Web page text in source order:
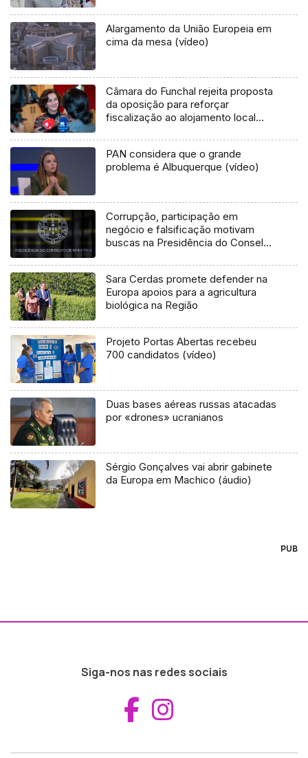
Alargamento da União Europeia em
cima da mesa (vídeo)
Câmara do Funchal rejeita proposta
da oposição para reforçar
fiscalização ao alojamento local
PAN considera que o grande
problema é Albuquerque (vídeo)
Corrupção, participação em
negócio e falsificação motivam
buscas na Presidência do Conselho
Sara Cerdas promete defender na
Europa apoios para a agricultura
biológica na Região
Projeto Portas Abertas recebeu
700 candidatos (vídeo)
Duas bases aéreas russas atacadas
por «drones» ucranianos
Sérgio Gonçalves vai abrir gabinete
da Europa em Machico (áudio)
PUB
Siga-nos nas redes sociais
Aceder ao